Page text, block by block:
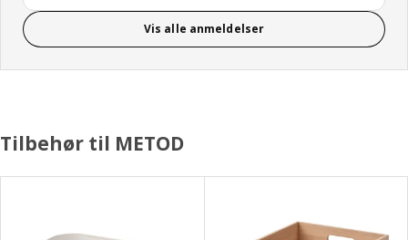
Vis alle anmeldelser
Tilbehør til METOD